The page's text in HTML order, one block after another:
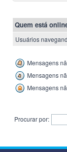
Quem está
Usuários
Mensagens
Mensagens
Mensagens
Procurar por: